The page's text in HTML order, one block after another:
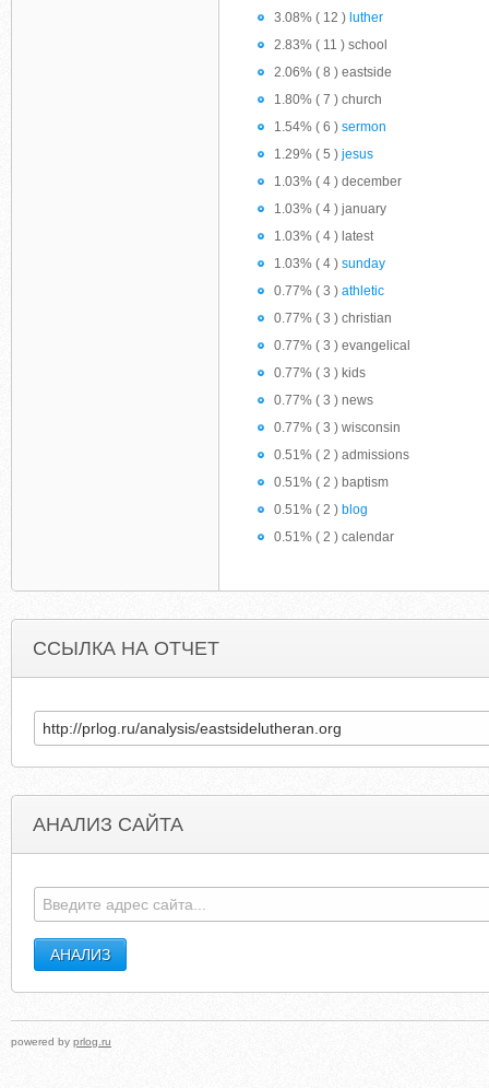
3.08% ( 12 ) luther
2.83% ( 11 ) school
2.06% ( 8 ) eastside
1.80% ( 7 ) church
1.54% ( 6 ) sermon
1.29% ( 5 ) jesus
1.03% ( 4 ) december
1.03% ( 4 ) january
1.03% ( 4 ) latest
1.03% ( 4 ) sunday
0.77% ( 3 ) athletic
0.77% ( 3 ) christian
0.77% ( 3 ) evangelical
0.77% ( 3 ) kids
0.77% ( 3 ) news
0.77% ( 3 ) wisconsin
0.51% ( 2 ) admissions
0.51% ( 2 ) baptism
0.51% ( 2 ) blog
0.51% ( 2 ) calendar
ССЫЛКА НА ОТЧЕТ
АНАЛИЗ САЙТА
powered by prlog.ru